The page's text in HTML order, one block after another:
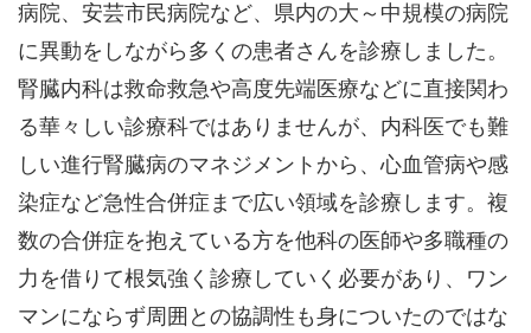
病院、安芸市民病院など、県内の大～中規模の病院
に異動をしながら多くの患者さんを診療しました。
腎臓内科は救命救急や高度先端医療などに直接関わ
る華々しい診療科ではありませんが、内科医でも難
しい進行腎臓病のマネジメントから、心血管病や感
染症など急性合併症まで広い領域を診療します。複
数の合併症を抱えている方を他科の医師や多職種の
力を借りて根気強く診療していく必要があり、ワン
マンにならず周囲との協調性も身についたのではな